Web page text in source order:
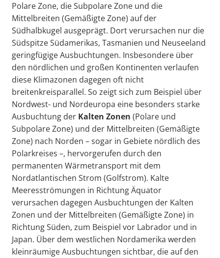
Polare Zone, die Subpolare Zone und die
Mittelbreiten (Gemäßigte Zone) auf der
Südhalbkugel ausgeprägt. Dort verursachen nur die
Südspitze Südamerikas, Tasmanien und Neuseeland
geringfügige Ausbuchtungen. Insbesondere über
den nördlichen und großen Kontinenten verlaufen
diese Klimazonen dagegen oft nicht
breitenkreisparallel. So zeigt sich zum Beispiel über
Nordwest- und Nordeuropa eine besonders starke
Ausbuchtung der Kalten Zonen (Polare und
Subpolare Zone) und der Mittelbreiten (Gemäßigte
Zone) nach Norden – sogar in Gebiete nördlich des
Polarkreises –, hervorgerufen durch den
permanenten Wärmetransport mit dem
Nordatlantischen Strom (Golfstrom). Kalte
Meeresströmungen in Richtung Äquator
verursachen dagegen Ausbuchtungen der Kalten
Zonen und der Mittelbreiten (Gemäßigte Zone) in
Richtung Süden, zum Beispiel vor Labrador und in
Japan. Über dem westlichen Nordamerika werden
kleinräumige Ausbuchtungen sichtbar, die auf den